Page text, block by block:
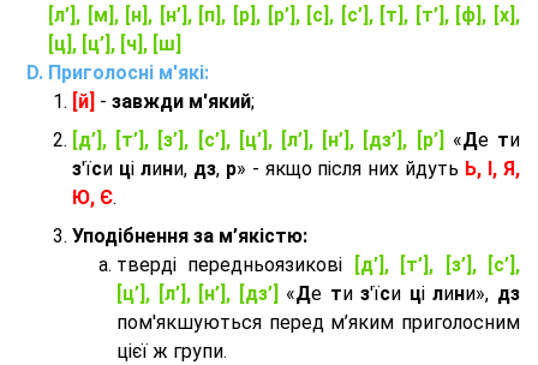
[л’], [м], [н], [н’], [п], [р], [р’], [с], [с’], [т], [т’], [ф], [х],
[ц], [ц’], [ч], [ш]
Приголосні м'які:
[й] - завжди м'який;
[д’], [т’], [з’], [с’], [ц’], [л’], [н’], [дз’], [р’]
«Де ти
з'їси ці лини, дз, р» - якщо після них йдуть Ь, І, Я,
Ю, Є.
Уподібнення за м’якістю:
тверді передньоязикові
[д’], [т’], [з’], [с’],
[ц’], [л’], [н’], [дз’] «Де тиз'їси цілини», дз
пом'якшуються перед м’яким приголосним
цієї ж групи.